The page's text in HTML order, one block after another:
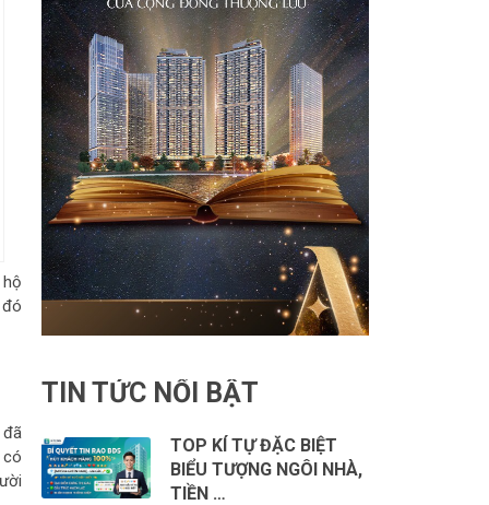
đã
có
TIN TỨC NỔI BẬT
TOP KÍ TỰ ĐẶC BIỆT
BIỂU TƯỢNG NGÔI NHÀ,
TIỀN …